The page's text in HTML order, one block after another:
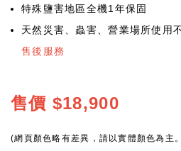
特殊鹽害地區全機1年保固
天然災害、蟲害、營業場所使用
售後服務
售價 $18,900
(網頁顏色略有差異，請以實體顏色為主